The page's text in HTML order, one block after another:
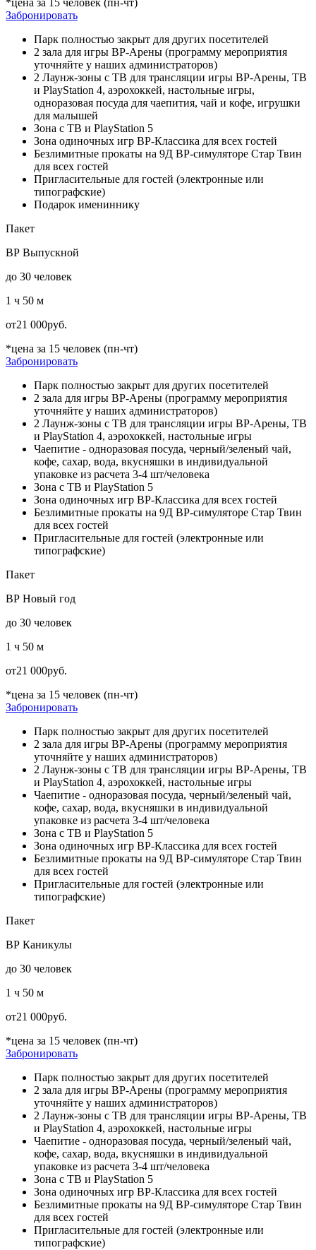
*цена за 15 человек (пн-чт)
Забронировать
Парк полностью закрыт для других посетителей
2 зала для игры ВР-Арены (программу мероприятия
уточняйте у наших администраторов)
2 Лаунж-зоны c ТВ для трансляции игры ВР-Арены, ТВ
и PlayStation 4, аэрохоккей, настольные игры,
одноразовая посуда для чаепития, чай и кофе, игрушки
для малышей
Зона с ТВ и PlayStation 5
Зона одиночных игр ВР-Классика для всех гостей
Безлимитные прокаты на 9Д ВР-симуляторе Стар Твин
для всех гостей
Пригласительные для гостей (электронные или
типографские)
Подарок имениннику
Пакет
ВР Выпускной
до 30 человек
1 ч 50 м
от21 000руб.
*цена за 15 человек (пн-чт)
Забронировать
Парк полностью закрыт для других посетителей
2 зала для игры ВР-Арены (программу мероприятия
уточняйте у наших администраторов)
2 Лаунж-зоны c ТВ для трансляции игры ВР-Арены, ТВ
и PlayStation 4, аэрохоккей, настольные игры
Чаепитие - одноразовая посуда, черный/зеленый чай,
кофе, сахар, вода, вкусняшки в индивидуальной
упаковке из расчета 3-4 шт/человека
Зона с ТВ и PlayStation 5
Зона одиночных игр ВР-Классика для всех гостей
Безлимитные прокаты на 9Д ВР-симуляторе Стар Твин
для всех гостей
Пригласительные для гостей (электронные или
типографские)
Пакет
ВР Новый год
до 30 человек
1 ч 50 м
от21 000руб.
*цена за 15 человек (пн-чт)
Забронировать
Парк полностью закрыт для других посетителей
2 зала для игры ВР-Арены (программу мероприятия
уточняйте у наших администраторов)
2 Лаунж-зоны c ТВ для трансляции игры ВР-Арены, ТВ
и PlayStation 4, аэрохоккей, настольные игры
Чаепитие - одноразовая посуда, черный/зеленый чай,
кофе, сахар, вода, вкусняшки в индивидуальной
упаковке из расчета 3-4 шт/человека
Зона с ТВ и PlayStation 5
Зона одиночных игр ВР-Классика для всех гостей
Безлимитные прокаты на 9Д ВР-симуляторе Стар Твин
для всех гостей
Пригласительные для гостей (электронные или
типографские)
Пакет
ВР Каникулы
до 30 человек
1 ч 50 м
от21 000руб.
*цена за 15 человек (пн-чт)
Забронировать
Парк полностью закрыт для других посетителей
2 зала для игры ВР-Арены (программу мероприятия
уточняйте у наших администраторов)
2 Лаунж-зоны c ТВ для трансляции игры ВР-Арены, ТВ
и PlayStation 4, аэрохоккей, настольные игры
Чаепитие - одноразовая посуда, черный/зеленый чай,
кофе, сахар, вода, вкусняшки в индивидуальной
упаковке из расчета 3-4 шт/человека
Зона с ТВ и PlayStation 5
Зона одиночных игр ВР-Классика для всех гостей
Безлимитные прокаты на 9Д ВР-симуляторе Стар Твин
для всех гостей
Пригласительные для гостей (электронные или
типографские)